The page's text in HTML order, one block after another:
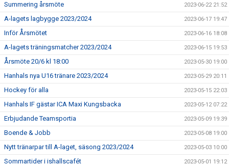
Summering årsmöte 2023-06-22 21:52
A-lagets lagbygge 2023/2024 2023-06-17 19:47
Inför Årsmötet 2023-06-16 18:08
A-lagets träningsmatcher 2023/2024 2023-06-15 19:53
Årsmöte 20/6 kl 18:00 2023-05-30 19:00
Hanhals nya U16 tränare 2023/2024 2023-05-29 20:11
Hockey för alla 2023-05-15 22:03
Hanhals IF gästar ICA Maxi Kungsbacka 2023-05-12 07:22
Erbjudande Teamsportia 2023-05-09 19:39
Boende & Jobb 2023-05-08 19:00
Nytt tränarpar till A-laget, säsong 2023/2024 2023-05-03 10:00
Sommartider i ishallscafét 2023-05-01 19:12